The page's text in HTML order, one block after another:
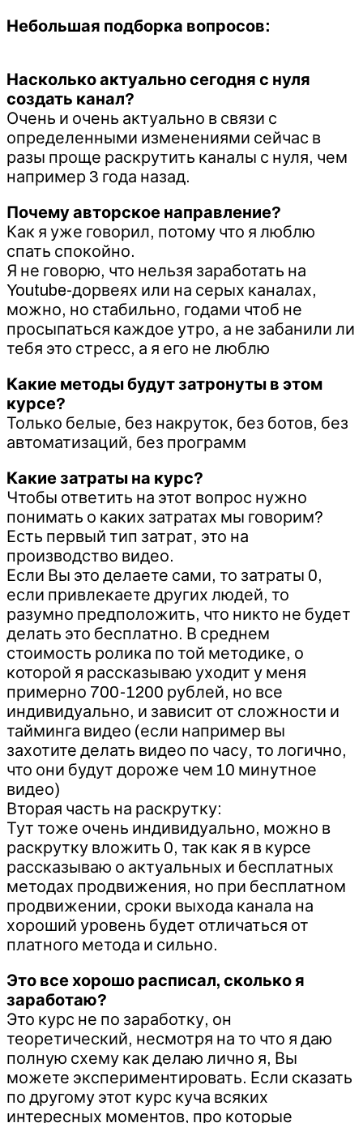
Небольшая подборка вопросов:
Насколько актуально сегодня с нуля
создать канал?
Очень и очень актуально в связи с
определенными изменениями сейчас в
разы проще раскрутить каналы с нуля, чем
например 3 года назад.
Почему авторское направление?
Как я уже говорил, потому что я люблю
спать спокойно.
Я не говорю, что нельзя заработать на
Youtube-дорвеях или на серых каналах,
можно, но стабильно, годами чтоб не
просыпаться каждое утро, а не забанили ли
тебя это стресс, а я его не люблю
Какие методы будут затронуты в этом
курсе?
Только белые, без накруток, без ботов, без
автоматизаций, без программ
Какие затраты на курс?
Чтобы ответить на этот вопрос нужно
понимать о каких затратах мы говорим?
Есть первый тип затрат, это на
производство видео.
Если Вы это делаете сами, то затраты 0,
если привлекаете других людей, то
разумно предположить, что никто не будет
делать это бесплатно. В среднем
стоимость ролика по той методике, о
которой я рассказываю уходит у меня
примерно 700-1200 рублей, но все
индивидуально, и зависит от сложности и
тайминга видео (если например вы
захотите делать видео по часу, то логично,
что они будут дороже чем 10 минутное
видео)
Вторая часть на раскрутку:
Тут тоже очень индивидуально, можно в
раскрутку вложить 0, так как я в курсе
рассказываю о актуальных и бесплатных
методах продвижения, но при бесплатном
продвижении, сроки выхода канала на
хороший уровень будет отличаться от
платного метода и сильно.
Это все хорошо расписал, сколько я
заработаю?
Это курс не по заработку, он
теоретический, несмотря на то что я даю
полную схему как делаю лично я, Вы
можете экспериментировать. Если сказать
по другому этот курс куча всяких
интересных моментов, про которые